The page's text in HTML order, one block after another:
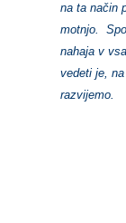
na ta način
motnjo.
nahaja v
vedeti je,
razvijemo.